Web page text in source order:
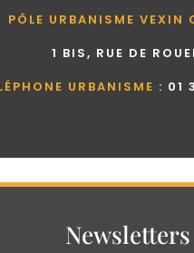
PÔLE URBANISME VEXIN
1 BIS, RUE DE
URBANISME : 01
Newsletters